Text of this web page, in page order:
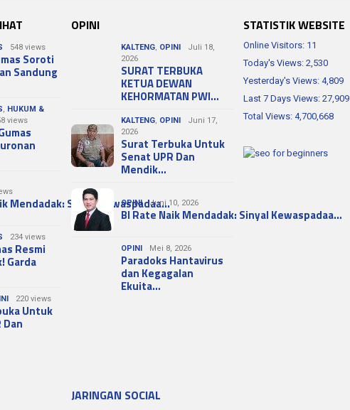
548 views
Soroti
Sandung
HUKUM &
views
Mendadak: Sinyal Kewaspadaa…
234 views
Resmi
Garda
220 views
Untuk
Dan
OPINI
KALTENG OPINI
Juli 18,
2026
SURAT TERBUKA
KETUA DEWAN
KEHORMATAN PWI…
KALTENG OPINI
Juni 17,
2026
Surat Terbuka Untuk
Senat UPR Dan
Mendik…
OPINI Juni 10, 2026
BI Rate Naik Mendadak: Sinyal Kewaspadaa…
OPINI Mei 8, 2026
Paradoks Hantavirus
dan Kegagalan
Ekuita…
STATISTIK WEBSITE
Online Visitors: 11
Today's Views: 2,530
Yesterday's Views: 4,809
Last 7 Days Views: 27,909
Total Views: 4,700,668
JARINGAN SOCIAL